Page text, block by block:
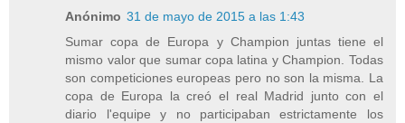
Anónimo 31 de mayo de 2015 a las 1:43
Sumar copa de Europa y Champion juntas tiene el
mismo valor que sumar copa latina y Champion. Todas
son competiciones europeas pero no son la misma. La
copa de Europa la creó el real Madrid junto con el
diario l'equipe y no participaban estrictamente los